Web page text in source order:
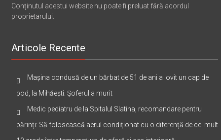
Conținutul acestui website nu poate fi preluat fără acordul
proprietarului.
Articole Recente
Mașina condusă de un bărbat de 51 de ani a lovit un cap de
pod, la Mihăești. Șoferul a murit
Medic pediatru de la Spitalul Slatina, recomandare pentru
părinți: Să folosească aerul condiționat cu o diferență de cel mult